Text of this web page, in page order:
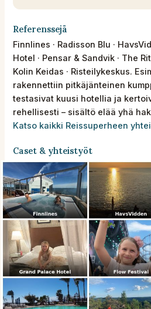
Referenssejä
Finnlines · Radisson Blu ·
Hotel · Pensar & Sandvik · The
Kolin Keidas · Risteilykeskus.
rakennettiin pitkäjänteinen
testasivat kuusi hotellia ja
rehellisesti – sisältö elää yhä
Katso kaikki Reissuperheen
Caset & yhteistyöt